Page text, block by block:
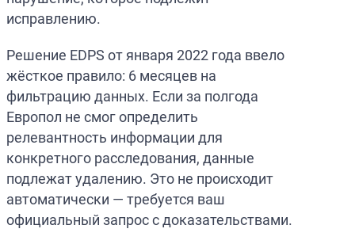
исправлению.
Решение EDPS от января 2022 года ввело
жёсткое правило: 6 месяцев на
фильтрацию данных. Если за полгода
Европол не смог определить
релевантность информации для
конкретного расследования, данные
подлежат удалению. Это не происходит
автоматически — требуется ваш
официальный запрос с доказательствами.